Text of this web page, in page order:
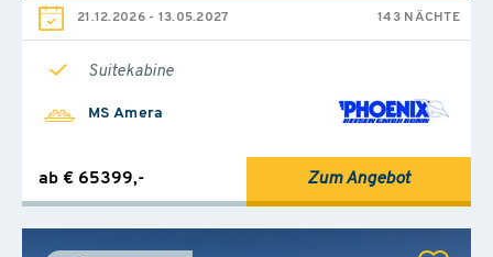
21.12.2026- 13.05.2027 143 NÄCHTE
Suitekabine
MS Amera
ab € 65399,- Zum Angebot